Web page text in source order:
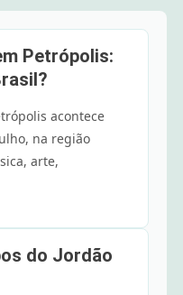
Petrópolis:
acontece
na região
arte,
do Jordão